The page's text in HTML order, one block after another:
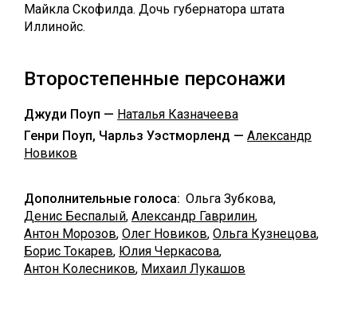
Майкла Скофилда. Дочь губернатора штата
Иллинойс.
Второстепенные персонажи
Джуди Поуп — Наталья Казначеева
Генри Поуп, Чарльз Уэстморленд — Александр
Новиков
Дополнительные голоса: Ольга Зубкова,
Денис Беспалый, Александр Гаврилин,
Антон Морозов, Олег Новиков, Ольга Кузнецова,
Борис Токарев, Юлия Черкасова,
Антон Колесников, Михаил Лукашов